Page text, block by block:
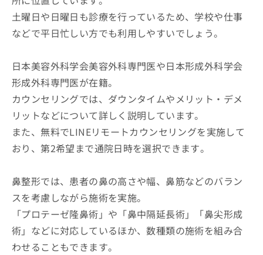
土曜日や日曜日も診療を行っているため、学校や仕事
などで平日忙しい方でも利用しやすいでしょう。
日本美容外科学会美容外科専門医や日本形成外科学会
形成外科専門医が在籍。
カウンセリングでは、ダウンタイムやメリット・デメ
リットなどについて詳しく説明しています。
また、無料でLINEリモートカウンセリングを実施して
おり、第2希望まで通院日時を選択できます。
鼻整形では、患者の鼻の高さや幅、鼻筋などのバラン
スを考慮しながら施術を実施。
「プロテーゼ隆鼻術」や「鼻中隔延長術」「鼻尖形成
術」などに対応しているほか、数種類の施術を組み合
わせることもできます。